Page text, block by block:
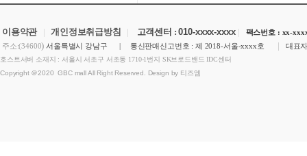
이용약관 |개인정보취급방침 | 고객센터 :010-xxxx-xxxx |
팩스번호 : xx-
주소:(34600) 서울특별시 강남구 | 통신판매신고번호 : 제 2018-서울-xxxx호 | 대표
호스트서버 소재지 : 서울시 서초구 서초동 1710-1번지 SK브로드밴드 IDC센터
Copyright ＠2020 GBC mall All Right Reserved. Design by 티즈엠